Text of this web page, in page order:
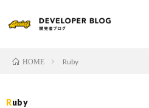
HOME Ruby
Ruby